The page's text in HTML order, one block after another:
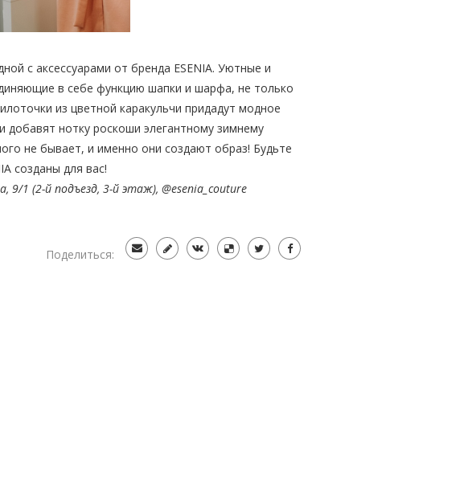
с аксессуарами от бренда ESENIA. Уютные и
в себе функцию шапки и шарфа, не только
из цветной каракульчи придадут модное
нотку роскоши элегантному зимнему
не бывает, и именно они создают образ! Будьте
созданы для вас!
9/1 (2-й подъезд, 3-й этаж), @esenia_couture
Поделиться: